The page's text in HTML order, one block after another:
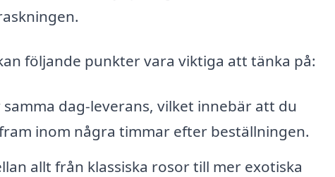
följande punkter vara viktiga att tänka på:
dag-leverans, vilket innebär att du
inom några timmar efter beställningen.
allt från klassiska rosor till mer exotiska